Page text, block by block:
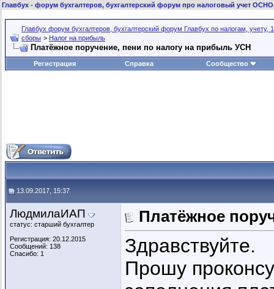
Главбух - форум бухгалтеров, бухгалтерский форум про налоговый учет
Главбух форум бухгалтеров, бухгалтерский форум Главбух по налогам, учету,
сборы > Налог на прибыль
Платёжное поручение, пени по налогу на прибыль УСН
Регистрация Справка Сообщество
13.09.2017, 15:37
ЛюдмилаИАП
статус: старший бухгалтер
Регистрация: 20.12.2015
Сообщений: 138
Спасибо: 1
Платёжное
Здравствуйте.
Прошу